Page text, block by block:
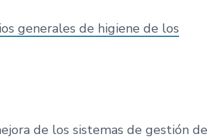
generales de higiene de los
de los sistemas de gestión de